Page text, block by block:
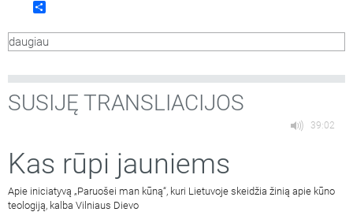
šiuos ir kitus klausimus atsakymus pateikia karys
daugiau
SUSIJĘ TRANSLIACIJOS
39:02
Kas rūpi jauniems
Apie iniciatyvą „Paruošei man kūną“, kuri Lietuvoje skeidžia žinią apie kūno
teologiją, kalba Vilniaus Dievo